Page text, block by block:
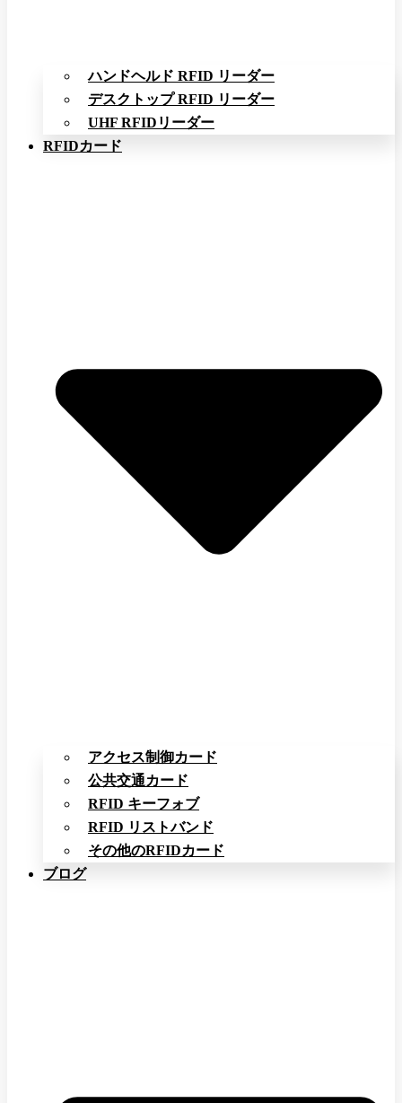
ハンドヘルド RFID リーダー
デスクトップ RFID リーダー
UHF RFIDリーダー
RFIDカード
アクセス制御カード
公共交通カード
RFID キーフォブ
RFID リストバンド
その他のRFIDカード
ブログ